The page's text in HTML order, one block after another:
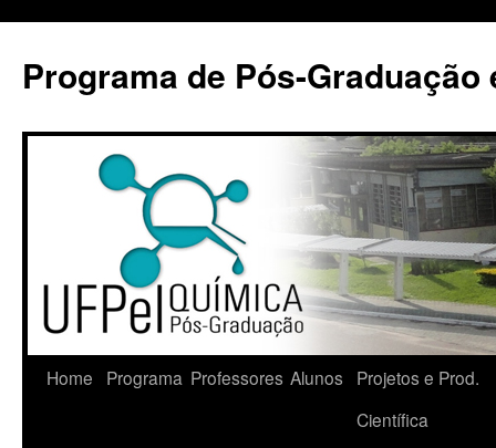
conteúdo
Programa de Pós-Graduação
Home Programa Professores Alunos
Projetos e Prod.
Científica